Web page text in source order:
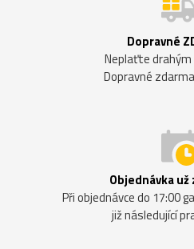
Dopravné
Neplaťte drahým
Dopravné
Objednávka
Při objednávce do 17:00
již následující